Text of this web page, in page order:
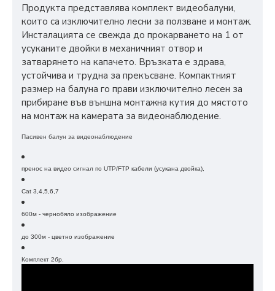
Продукта представлява комплект видеобалуни,
които са изключително лесни за ползване и монтаж.
Инсталацията се свежда до прокарването на 1 от
усуканите двойки в механичният отвор и
затварянето на капачето. Връзката е здрава,
устойчива и трудна за прекъсване. Компактният
размер на балуна го прави изключително лесен за
прибиране във външна монтажна кутия до мястото
на монтаж на камерата за видеонаблюдение.
Пасивен балун за видеонаблюдение
пренос на видео сигнал по UTP/FTP кабели (усукана двойка),
Cat 3,4,5,6,7
600м - чернобяло изображение
до 300м - цветно изображение
Комплект 2бр.